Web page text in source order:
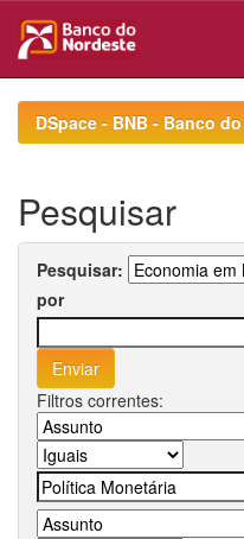
navigationDSpace - BNB - Banco
Pesquisar
Pesquisar:
por
Filtros correntes: